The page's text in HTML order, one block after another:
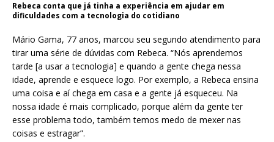
Rebeca conta que já tinha a experiência em ajudar em
dificuldades com a tecnologia do cotidiano
Mário Gama, 77 anos, marcou seu segundo atendimento para
tirar uma série de dúvidas com Rebeca. “Nós aprendemos
tarde [a usar a tecnologia] e quando a gente chega nessa
idade, aprende e esquece logo. Por exemplo, a Rebeca ensina
uma coisa e aí chega em casa e a gente já esqueceu. Na
nossa idade é mais complicado, porque além da gente ter
esse problema todo, também temos medo de mexer nas
coisas e estragar”.